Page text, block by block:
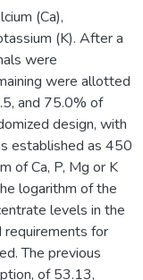
(Ca),
(K). After a
were
were allotted
and 75.0% of
design, with
established as 450
of Ca, P, Mg or K
logarithm of the
levels in the
requirements for
The previous
of 53.13,